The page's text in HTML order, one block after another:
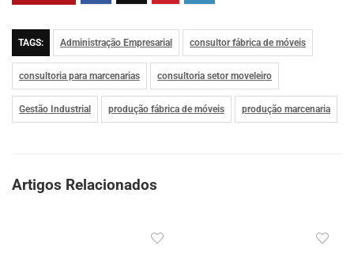
TAGS: Administração Empresarial consultor fábrica de móveis
consultoria para marcenarias consultoria setor moveleiro
Gestão Industrial produção fábrica de móveis produção marcenaria
Artigos Relacionados